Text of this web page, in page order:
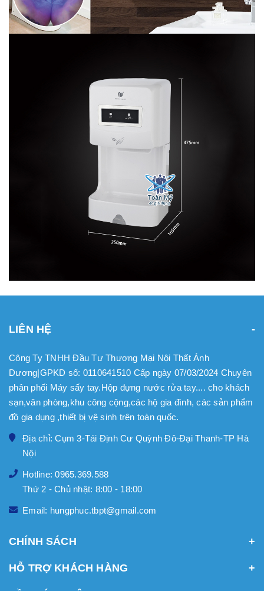
LIÊN HỆ
Công Ty TNHH Đầu Tư Thương Mại Nội Thất Ánh
Dương|GPKD số: 0110641510 Cấp ngày 07/03/2024 Chuyên
phân phối Máy sấy tay.Hộp đựng nước rửa tay.... cho khách
sạn,văn phòng,khu công cộng,các hộ gia đình, các sản phẩm
đồ gia dụng ,thiết bị vệ sinh trên toàn quốc.
Địa chỉ: Cụm 3-Tái Định Cư Quỳnh Đô-Đại Thanh-TP Hà
Nội
Hotline: 0965.369.588
Thứ 2 - Chủ nhật: 8:00 - 18:00
Email: hungphuc.tbpt@gmail.com
CHÍNH SÁCH
HỖ TRỢ KHÁCH HÀNG